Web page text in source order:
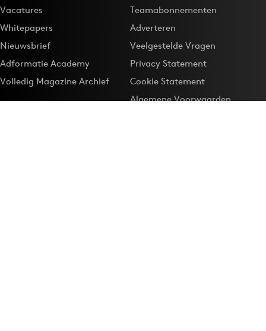
Vacatures
Whitepapers
Nieuwsbrief
Adformatie Academy
Volledig Magazine Archief
Teamabonnementen
Adverteren
Veelgestelde Vragen
Privacy Statement
Cookie Statement
Algemene Voorwaarden